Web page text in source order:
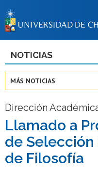
NOTICIAS
MÁS NOTICIAS
Dirección
Llamado a
de
de Filosofía